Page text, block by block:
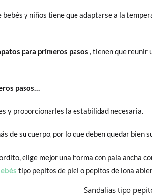
y niños tiene que adaptarse a la
para primeros pasos , tienen que reunir
pasos…
y proporcionarles la estabilidad necesaria.
de su cuerpo, por lo que deben quedar bien
elige mejor una horma con pala ancha
tipo pepitos de piel o pepitos de lona